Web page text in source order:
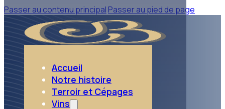
Passer au contenu principal Passer au pied de page
Accueil
Notre histoire
Terroir et Cépages
Vins
retour aux Vins rosés
Vins rosés